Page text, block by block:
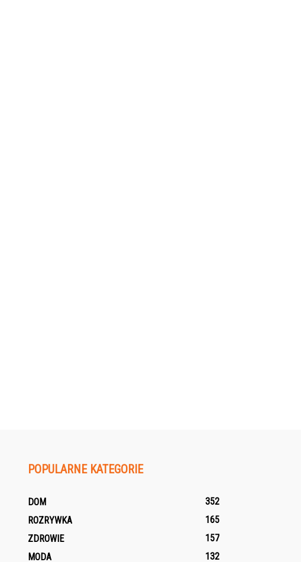
POPULARNE KATEGORIE
DOM
352
ROZRYWKA
165
ZDROWIE
157
MODA
132